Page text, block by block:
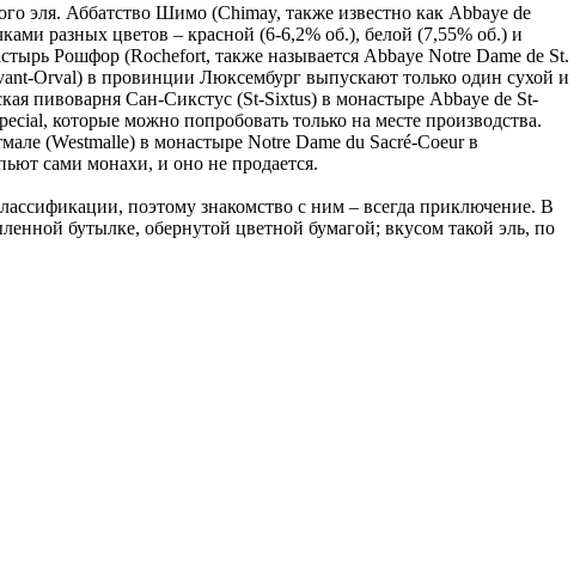
эля. Аббатство Шимо (Chimay, также известно как Abbaye de
разных цветов – красной (6-6,2% об.), белой (7,55% об.) и
Рошфор (Rochefort, также называется Abbaye Notre Dame de St.
Orval) в провинции Люксембург выпускают только один сухой и
пивоварня Сан-Сикстус (St-Sixtus) в монастыре Abbaye de St-
которые можно попробовать только на месте производства.
(Westmalle) в монастыре Notre Dame du Sacré-Coeur в
сами монахи, и оно не продается.
поэтому знакомство с ним – всегда приключение. В
бутылке, обернутой цветной бумагой; вкусом такой эль, по